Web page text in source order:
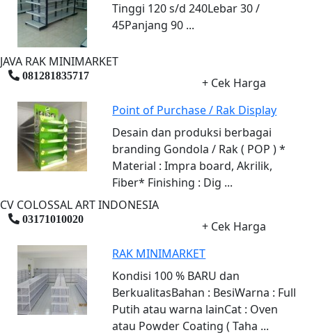
Tinggi 120 s/d 240Lebar 30 /
45Panjang 90 ...
JAVA RAK MINIMARKET
081281835717
+ Cek Harga
Point of Purchase / Rak Display
Desain dan produksi berbagai
branding Gondola / Rak ( POP ) *
Material : Impra board, Akrilik,
Fiber* Finishing : Dig ...
CV COLOSSAL ART INDONESIA
03171010020
+ Cek Harga
RAK MINIMARKET
Kondisi 100 % BARU dan
BerkualitasBahan : BesiWarna : Full
Putih atau warna lainCat : Oven
atau Powder Coating ( Taha ...